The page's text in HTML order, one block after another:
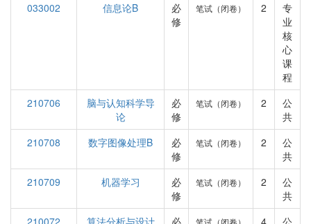
033002
信息论B
必
修
笔试（闭卷） 2
专
业
核
心
课
程
210706
脑与认知科学导
论
必
修
笔试（闭卷） 2
公
共
210708
数字图像处理B
必
修
笔试（闭卷） 2
公
共
210709
机器学习
必
修
笔试（闭卷） 2
公
共
210072
算法分析与设计
必
笔试（闭卷） 4
公